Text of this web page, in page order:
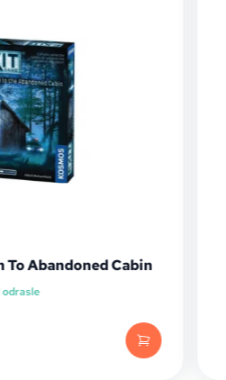
To Abandoned Cabin
odrasle